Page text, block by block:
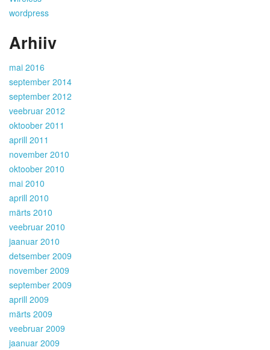
wordpress
Arhiiv
mai 2016
september 2014
september 2012
veebruar 2012
oktoober 2011
aprill 2011
november 2010
oktoober 2010
mai 2010
aprill 2010
märts 2010
veebruar 2010
jaanuar 2010
detsember 2009
november 2009
september 2009
aprill 2009
märts 2009
veebruar 2009
jaanuar 2009